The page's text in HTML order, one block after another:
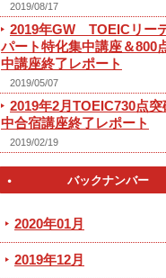
2019/08/17
2019年GW TOEICリー
パート特化集中講座＆800
中講座終了レポート
2019/05/07
2019年2月TOEIC730点
中合宿講座終了レポート
2019/02/19
バックナンバー
2020年01月
2019年12月